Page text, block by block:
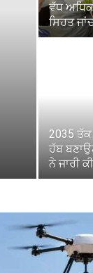
ਵੱਧ
ਸਿਹਤ
2035
ਹੱਬ
ਨੇ ਜਾਰੀ